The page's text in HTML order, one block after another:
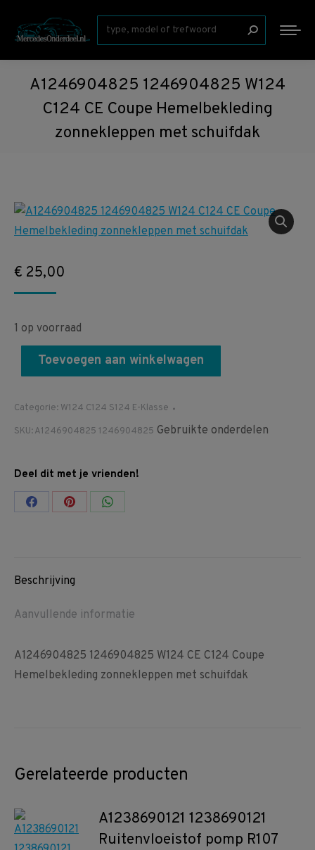
Zoeken:
A1246904825 1246904825 W124
C124 CE Coupe Hemelbekleding
zonnekleppen met schuifdak
€ 25,00
1 op voorraad
Toevoegen aan winkelwagen
Categorie: W124 C124 S124 E-Klasse
SKU:A1246904825 1246904825 Gebruikte onderdelen
Deel dit met je vrienden!
Share Share Share
Beschrijving
Aanvullende informatie
A1246904825 1246904825 W124 CE C124 Coupe
Hemelbekleding zonnekleppen met schuifdak
Gerelateerde producten
A1238690121 1238690121
Ruitenvloeistof pomp R107